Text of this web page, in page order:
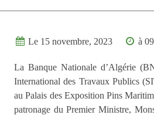
Le 15 novembre, 2023 à
La Banque Nationale d’Algérie
International des Travaux Publics
au Palais des Exposition Pins
patronage du Premier Ministre,